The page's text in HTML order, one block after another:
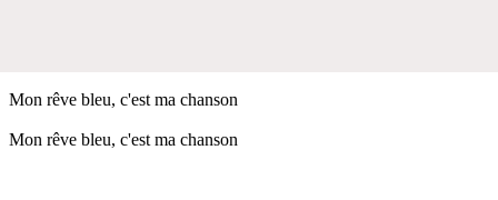
Mon rêve bleu, c'est ma chanson
Mon rêve bleu, c'est ma chanson